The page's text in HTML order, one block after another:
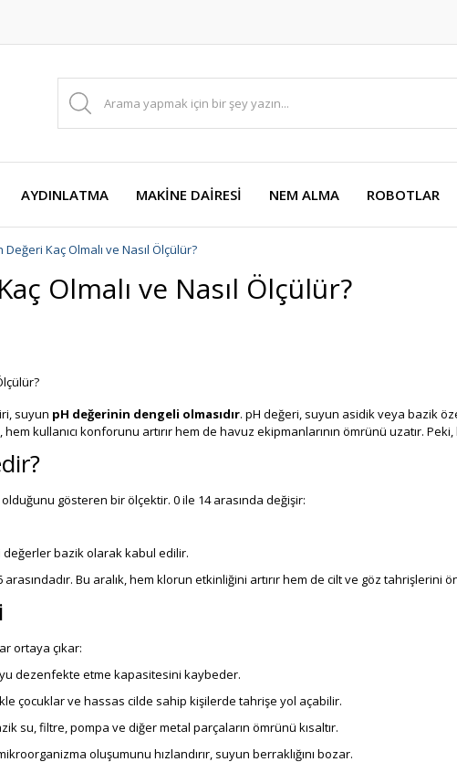
AYDINLATMA MAKİNE DAİRESİ NEM ALMA ROBOTLAR
Değeri Kaç Olmalı ve Nasıl Ölçülür?
Olmalı ve Nasıl Ölçülür?
suyun pH değerinin dengeli olmasıdır. pH değeri, suyun asidik veya bazik
kullanıcı konforunu artırır hem de havuz ekipmanlarının ömrünü uzatır.
gösteren bir ölçektir. 0 ile 14 arasında değişir:
değerler bazik olarak kabul edilir.
Bu aralık, hem klorun etkinliğini artırır hem de cilt ve göz tahrişlerini
ortaya çıkar:
dezenfekte etme kapasitesini kaybeder.
çocuklar ve hassas cilde sahip kişilerde tahrişe yol açabilir.
su, filtre, pompa ve diğer metal parçaların ömrünü kısaltır.
oluşumunu hızlandırır, suyun berraklığını bozar.